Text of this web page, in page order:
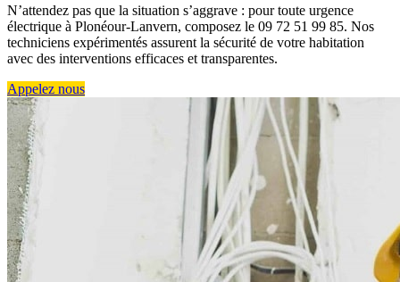
N’attendez pas que la situation s’aggrave : pour toute urgence
électrique à Plonéour-Lanvern, composez le 09 72 51 99 85. Nos
techniciens expérimentés assurent la sécurité de votre habitation
avec des interventions efficaces et transparentes.
Appelez nous